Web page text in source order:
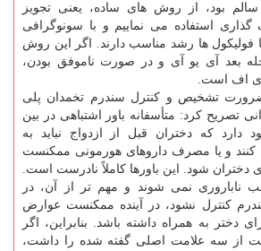
بود، از روش های ساده، یعنی تجویز
استفاده می نماییم و با سونوگرافی
فولیکول ها رشد مناسب دارند. اگر این روش
بعد آی یو آی و در صورت ناموفق بودن،
وی اف است.
تشخیص و کنترل سندرم تخمدان پلی
تصریح کرد: متأسفانه باور اشتباهی در بین
دارد که دختران قبل از ازدواج نباید به
و یا مصرف داروهای هورمونی ممکنست
دختران شود. این باورها کاملاً نادرست است.
ناباروری نمی شوند و مهم تر از آن، در
کنترل نشود، در آینده ممکنست عوارض
دختر به همراه داشته باشد. بنابراین، اگر
از سه علامت اصلی گفته شده را داشت،